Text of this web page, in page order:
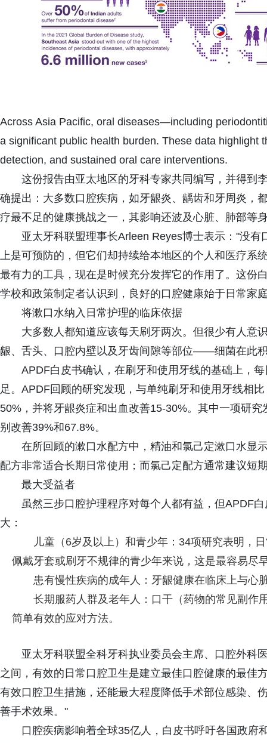
Across Asia Pacific, oral diseases—including
a significant public health burden. These data highlight
detection, and sustained oral care interventions.
这份报告由亚太地区的牙科专家共同编写，并得到
确提出：大多数口腔疾病，如牙龈炎、龋齿和牙周炎，
疗最不足的健康挑战之一，其影响还波及心脏、肺部等
亚太牙科联盟理事长Arleen Reyes博士表示："没
上是可预防的，但它们却持续给本地区的个人和医疗系
最有力的工具，现在是时候充分发挥它的作用了。这
学校和政策制定者认识到，良好的口腔健康始于日常家
将漱口水纳入日常护理的临床依据
大多数人都知道应该每天刷牙两次。但很少有人意
龈、舌头、口腔内壁以及牙齿间隙等部位——细菌在此
APDF白皮书确认，在刷牙和使用牙线的基础上，
足。APDF回顾的研究发现，与单纯刷牙和使用牙线相
50%，并将牙龈炎症和出血改善15-30%。其中一项研
别改善39%和67.8%。
在所回顾的漱口水配方中，精油和氯己定漱口水显
配方非常适合长期日常使用；而氯己定配方通常建议短
最大受益者
虽然三步口腔护理程序对每个人都有益，但APDF
大：
儿童（6岁及以上）和青少年：34项研究表明，
佩戴牙套或刷牙不规律的青少年来说，这是最容易尽
患有慢性疾病的成年人：牙龈健康在临床上与心
长期服药人群及老年人：口干（药物的常见副作
简单有效的应对方法。
亚太牙科联盟全科牙科执业委员会主席、口腔外科
之间，有效的日常口腔卫生是建立最佳口腔健康的最佳
有效口腔卫生措施，还能最大程度降低手术部位感染、
善手术效果。"
口腔疾病影响着全球35亿人，白皮书呼吁各国政府